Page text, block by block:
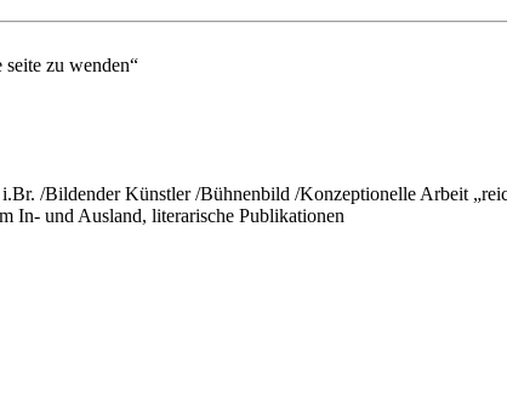
zu wenden“
/Bildender Künstler /Bühnenbild /Konzeptionelle Arbeit
In- und Ausland, literarische Publikationen